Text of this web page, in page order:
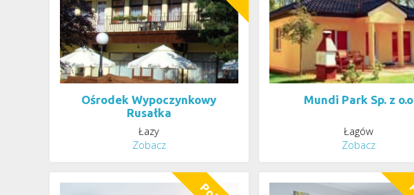
Ośrodek Wypoczynkowy
Rusałka
Łazy
Zobacz
Mundi Park Sp. z o.o
Łagów
Zobacz